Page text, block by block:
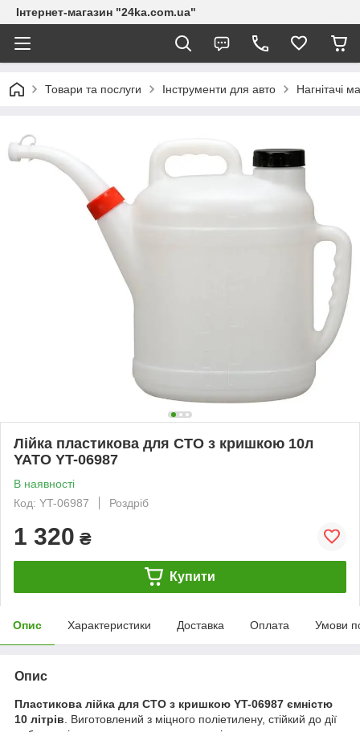
Інтернет-магазин "24ka.com.ua"
Товари та послуги Інструменти для авто Нагнітачі
Лійка пластикова для СТО з кришкою 10л
YATO YT-06987
В наявності
Код: YT-06987
Роздріб
1 320 ₴
Купити
Опис Характеристики Доставка Оплата Умови
Опис
Пластикова лійка для СТО з кришкою YT-06987 ємністю
10 літрів . Виготовлений з міцного поліетилену, стійкий до дії